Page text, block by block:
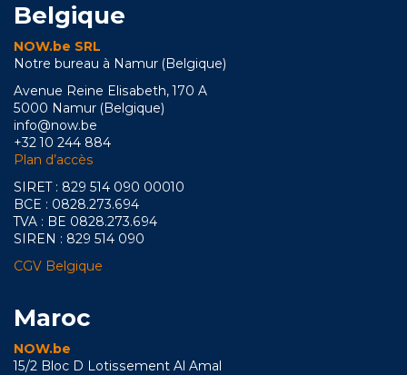
Belgique
NOW.be SRL
Notre bureau à Namur (Belgique)
Avenue Reine Elisabeth, 170 A
5000 Namur (Belgique)
info@now.be
+32 10 244 884
Plan d’accès
SIRET : 829 514 090 00010
BCE : 0828.273.694
TVA : BE 0828.273.694
SIREN : 829 514 090
CGV Belgique
Maroc
NOW.be
15/2 Bloc D Lotissement Al Amal